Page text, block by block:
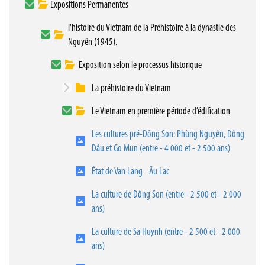
Expositions Permanentes
l'histoire du Vietnam de la Préhistoire à la dynastie des
Nguyên (1945).
Exposition selon le processus historique
La préhistoire du Vietnam
Le Vietnam en première période d’édification
Les cultures pré-Dông Son: Phùng Nguyên, Dông
Dâu et Go Mun (entre - 4 000 et - 2 500 ans)
État de Van Lang - Âu Lac
La culture de Dông Son (entre - 2 500 et - 2 000
ans)
La culture de Sa Huynh (entre - 2 500 et - 2 000
ans)